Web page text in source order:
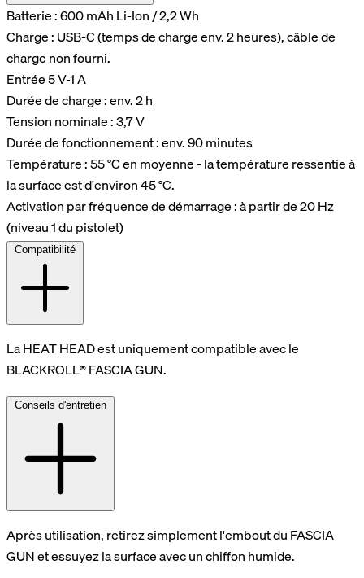
Batterie : 600 mAh Li-Ion / 2,2 Wh
Charge : USB-C (temps de charge env. 2 heures), câble de
charge non fourni.
Entrée 5 V-1 A
Durée de charge : env. 2 h
Tension nominale : 3,7 V
Durée de fonctionnement : env. 90 minutes
Température : 55 °C en moyenne - la température ressentie à
la surface est d'environ 45 °C.
Activation par fréquence de démarrage : à partir de 20 Hz
(niveau 1 du pistolet)
Compatibilité
La HEAT HEAD est uniquement compatible avec le
BLACKROLL® FASCIA GUN.
Après utilisation, retirez simplement l'embout du FASCIA
GUN et essuyez la surface avec un chiffon humide.